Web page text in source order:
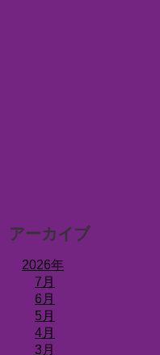
アーカイブ
2026年
7月
6月
5月
4月
3月